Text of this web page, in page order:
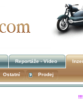
Reportáže - Video
Ostatní Prodej